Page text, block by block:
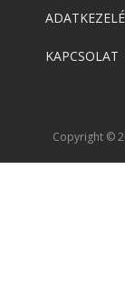
KAPCSOLAT
Copyright ©